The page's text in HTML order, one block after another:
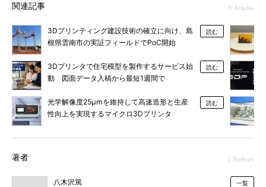
関連記事 6 Articles
3Dプリンティング建設技術の確立に向け、島
根県雲南市の実証フィールドでPoC開始
読む
3Dプリンタで住宅模型を製作するサービス始
動 図面データ入稿から最短1週間で
読む
光学解像度25μmを維持して高速造形と生産
性向上を実現するマイクロ3Dプリンタ
読む
著者 1 Authors
八木沢篤 一覧